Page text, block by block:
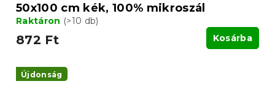
50x100 cm kék, 100% mikroszál
Raktáron (>10 db)
872 Ft Kosárba
Újdonság